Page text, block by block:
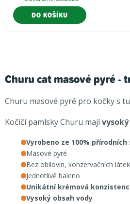
DO KOŠÍKU
Churu cat masové pyré
Churu masové pyré pro kočky s
Kočičí pamlsky Churu mají
Vyrobeno ze 100% přírodních
Masové pyré
Bez obilovin, konzervačních
Jednotlivě baleno
Unikátní krémová
Vysoký obsah vody